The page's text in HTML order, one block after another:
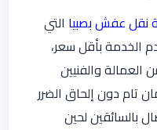
نقل عفش بصبيا التي
الخدمة بأقل سعر،
العمالة والفنيين
تام دون إلحاق الضرر
بالسائقين لحين